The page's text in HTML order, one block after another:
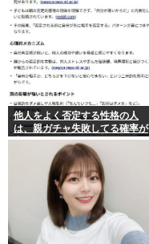
他人をよく否定する性格の人
は、親ガチャ失敗してる確率が
高いんだって